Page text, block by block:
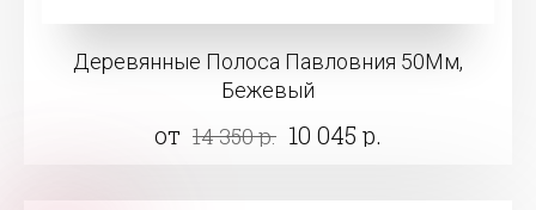
Деревянные Полоса Павловния 50Мм,
Бежевый
от 14 350 р. 10 045 р.